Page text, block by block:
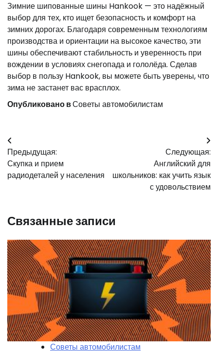
Зимние шипованные шины Hankook — это надёжный
выбор для тех, кто ищет безопасность и комфорт на
зимних дорогах. Благодаря современным технологиям
производства и ориентации на высокое качество, эти
шины обеспечивают стабильность и уверенность при
вождении в условиях снегопада и гололёда. Сделав
выбор в пользу Hankook, вы можете быть уверены, что
зима не застанет вас врасплох.
Опубликовано вСоветы автомобилистам
Навигация
по
записям
Предыдущая:
Скупка и прием
радиодеталей у населения
Следующая:
Английский для
школьников: как учить язык
с удовольствием
Связанные записи
Советы автомобилистам